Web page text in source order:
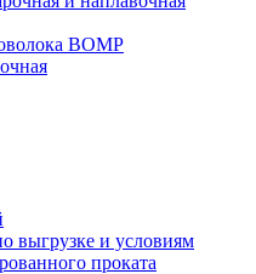
ВОМР
выгрузке и условиям
проката